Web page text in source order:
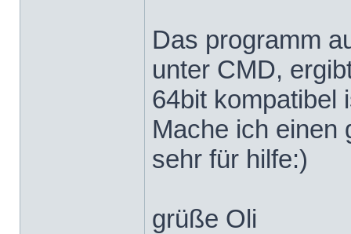
Das programm
unter CMD,
64bit kompatibel
Mache ich einen
sehr für hilfe:)
grüße Oli